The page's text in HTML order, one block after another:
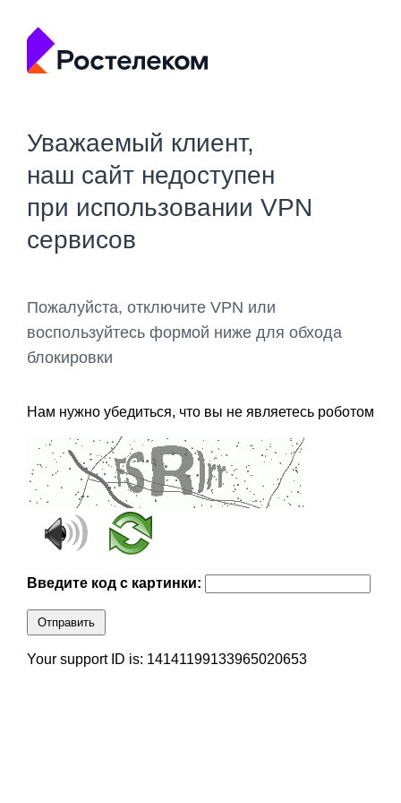
Уважаемый клиент,
наш сайт недоступен
при использовании VPN
сервисов
Пожалуйста, отключите VPN или
воспользуйтесь формой ниже для обхода
блокировки
Нам нужно убедиться, что вы не являетесь роботом
Введите код с картинки:
Отправить
Your support ID is: 14141199133965020653